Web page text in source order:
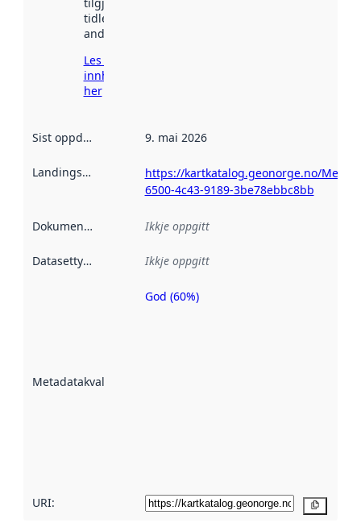
tidlegare
andre stader.
Les meir om
innhenting
her
Sist oppdatert 9. mai 2026
Landingsside
https://kartkatalog.geonorge.no/
6500-4c43-9189-3be78ebbc8bb
Dokumentasjon Ikkje oppgitt
Datasettype Ikkje oppgitt
Metadatakvalitet
Metadatakvalitet
God (60%)
URI: